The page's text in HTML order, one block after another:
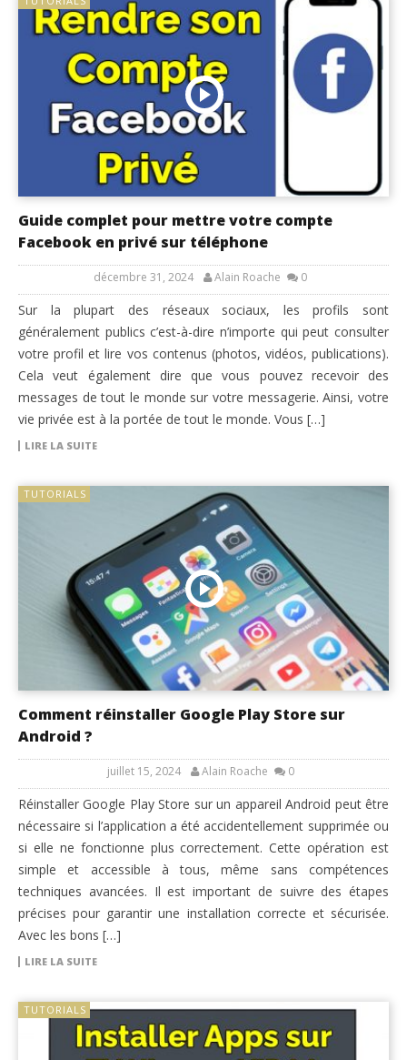
Guide complet pour mettre votre compte
Facebook en privé sur téléphone
décembre 31, 2024 Alain Roache 0
Sur la plupart des réseaux sociaux, les profils sont
généralement publics c’est-à-dire n’importe qui peut consulter
votre profil et lire vos contenus (photos, vidéos, publications).
Cela veut également dire que vous pouvez recevoir des
messages de tout le monde sur votre messagerie. Ainsi, votre
vie privée est à la portée de tout le monde. Vous […]
LIRE LA SUITE
TUTORIALS
Comment réinstaller Google Play Store sur
Android ?
juillet 15, 2024 Alain Roache 0
Réinstaller Google Play Store sur un appareil Android peut être
nécessaire si l’application a été accidentellement supprimée ou
si elle ne fonctionne plus correctement. Cette opération est
simple et accessible à tous, même sans compétences
techniques avancées. Il est important de suivre des étapes
précises pour garantir une installation correcte et sécurisée.
Avec les bons […]
LIRE LA SUITE
TUTORIALS